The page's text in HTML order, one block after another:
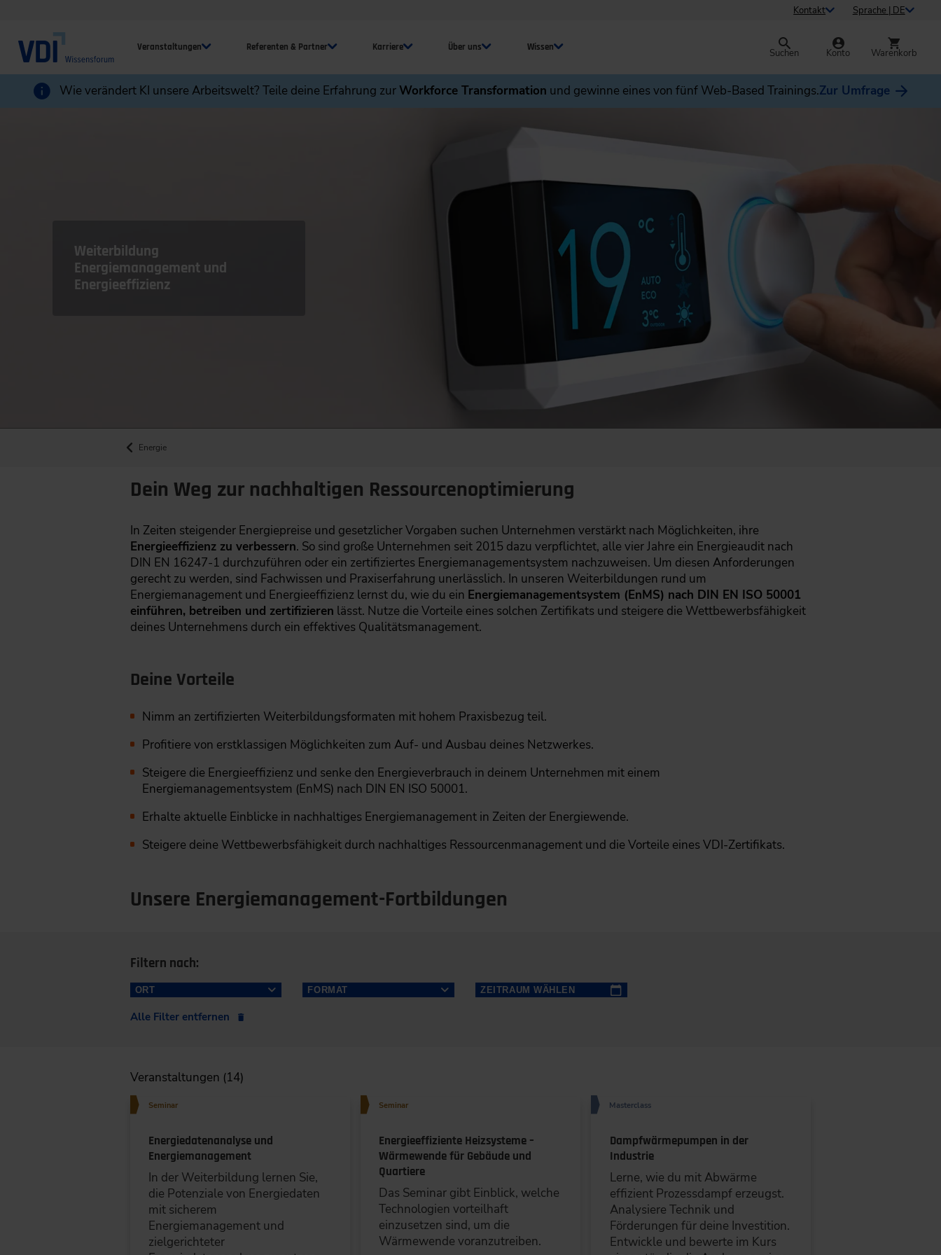
Kontakt Sprache | DE
Veranstaltungen Referenten & Partner Karriere Über uns Wissen Suchen Konto Warenkorb
Wie verändert KI unsere Arbeitswelt? Teile deine Erfahrung zurWorkforce Transformation und gewinne eines von fünf Web-Based Trainings.Zur Umfrage
Weiterbildung
Energiemanagement und
Energieeffizienz
Energie
Dein Weg zur nachhaltigen Ressourcenoptimierung
In Zeiten steigender Energiepreise und gesetzlicher Vorgaben suchen Unternehmen verstärkt nach Möglichkeiten, ihre
Energieeffizienz zu verbessern. So sind große Unternehmen seit 2015 dazu verpflichtet, alle vier Jahre ein Energieaudit nach
DIN EN 16247-1 durchzuführen oder ein zertifiziertes Energiemanagementsystem nachzuweisen. Um diesen Anforderungen
gerecht zu werden, sind Fachwissen und Praxiserfahrung unerlässlich. In unseren Weiterbildungen rund um
Energiemanagement und Energieeffizienz lernst du, wie du ein Energiemanagementsystem (EnMS) nach DIN EN ISO 50001
einführen, betreiben und zertifizieren lässt. Nutze die Vorteile eines solchen Zertifikats und steigere die Wettbewerbsfähigkeit
deines Unternehmens durch ein effektives Qualitätsmanagement.
Deine Vorteile
Nimm an zertifizierten Weiterbildungsformaten mit hohem Praxisbezug teil.
Profitiere von erstklassigen Möglichkeiten zum Auf- und Ausbau deines Netzwerkes.
Steigere die Energieeffizienz und senke den Energieverbrauch in deinem Unternehmen mit einem
Energiemanagementsystem (EnMS) nach DIN EN ISO 50001.
Erhalte aktuelle Einblicke in nachhaltiges Energiemanagement in Zeiten der Energiewende.
Steigere deine Wettbewerbsfähigkeit durch nachhaltiges Ressourcenmanagement und die Vorteile eines VDI-Zertifikats.
Unsere Energiemanagement-Fortbildungen
Filtern nach:
ORT
Berlin (4)
Duisburg/Essen/Dortmund (3)
Frankfurt a.M. (3)
Hamburg (2)
München (2)
LÖSCHEN
FORMAT
Masterclass (2)
Expertenforum (1)
Spezialtag (1)
LÖSCHEN SPEICHERN
ZEITRAUM WÄHLEN
12
MONATE
12 13 14 15
16
19 20
26 27 28 29
30
2 3 4 5
LÖSCHEN SPEICHERN
Alle Filter entfernen
Veranstaltungen (14)
Seminar
Energiedatenanalyse und
Energiemanagement
In der Weiterbildung lernen Sie,
die Potenziale von Energiedaten
mit sicherem
Energiemanagement und
zielgerichteter
Seminar
Energieeffiziente Heizsysteme –
Wärmewende für Gebäude und
Quartiere
Das Seminar gibt Einblick, welche
Technologien vorteilhaft
einzusetzen sind, um die
Wärmewende voranzutreiben.
Masterclass
Dampfwärmepumpen in der
Industrie
Lerne, wie du mit Abwärme
effizient Prozessdampf erzeugst.
Analysiere Technik und
Förderungen für deine Investition.
Entwickle und bewerte im Kurs